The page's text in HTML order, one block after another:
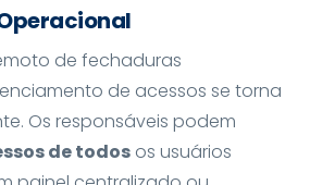
de fechaduras
de acessos se torna
Os responsáveis podem
de todos os usuários